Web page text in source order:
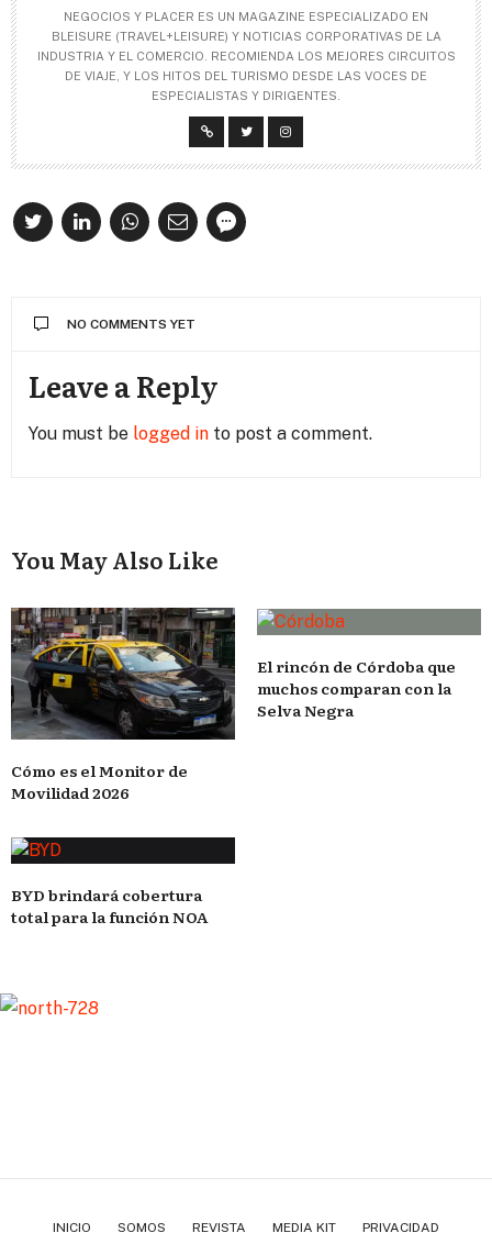
NEGOCIOS Y PLACER ES UN MAGAZINE ESPECIALIZADO EN
BLEISURE (TRAVEL+LEISURE) Y NOTICIAS CORPORATIVAS DE LA
INDUSTRIA Y EL COMERCIO. RECOMIENDA LOS MEJORES CIRCUITOS
DE VIAJE, Y LOS HITOS DEL TURISMO DESDE LAS VOCES DE
ESPECIALISTAS Y DIRIGENTES.
NO COMMENTS YET
Leave a Reply
You must be logged in to post a comment.
You May Also Like
Cómo es el Monitor de
Movilidad 2026
El rincón de Córdoba que
muchos comparan con la
Selva Negra
BYD brindará cobertura
total para la función NOA
INICIO SOMOS REVISTA MEDIA KIT PRIVACIDAD